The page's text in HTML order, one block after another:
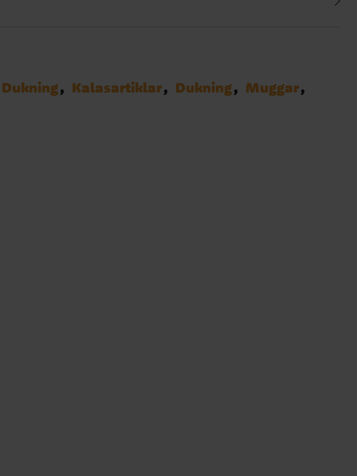
Dukning Kalasartiklar Dukning
Muggar